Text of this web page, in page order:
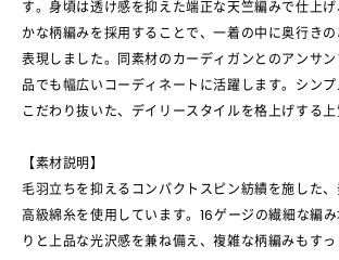
す。身頃は透け感を抑えた端正な天竺編みで仕上
かな柄編みを採用することで、一着の中に奥行き
表現しました。同素材のカーディガンとのアンサ
品でも幅広いコーディネートに活躍します。シン
こだわり抜いた、デイリースタイルを格上げする上
【素材説明】
毛羽立ちを抑えるコンパクトスピン紡績を施した
高級綿糸を使用しています。16ゲージの繊細な編
りと上品な光沢感を兼ね備え、複雑な柄編みもす